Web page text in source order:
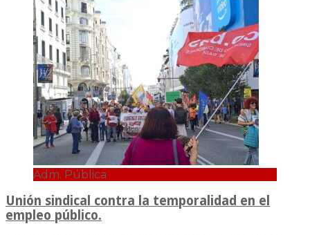
Adm. Pública
Unión sindical contra la temporalidad en el
empleo público.